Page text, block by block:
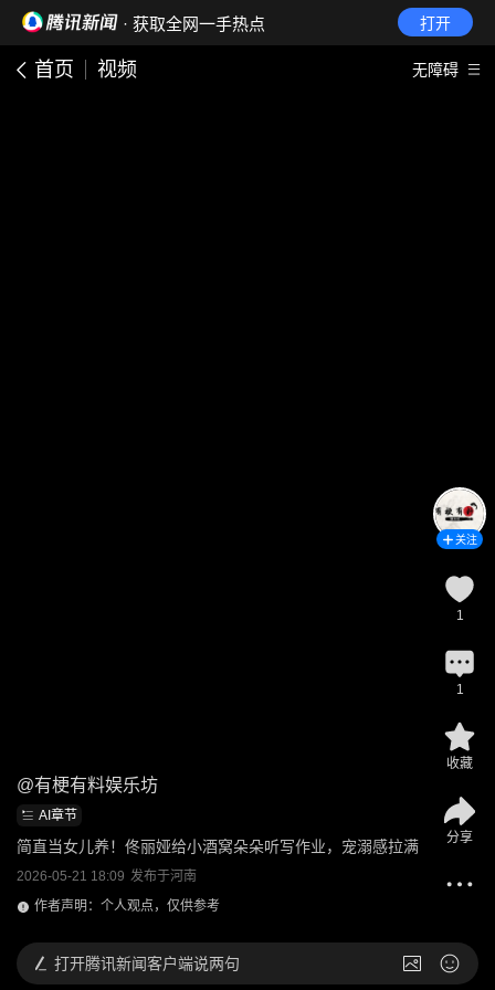
· 获取全网一手热点 打开
首页 视频 无障碍
@有梗有料娱乐坊
AI章节
简直当女儿养！佟丽娅给小酒窝朵朵听写作业，宠溺感拉满
2026-05-21 18:09 发布于河南
作者声明：个人观点，仅供参考
关注
1
1
收藏
分享
打开腾讯新闻客户端说两句